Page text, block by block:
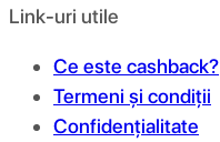
Link-uri utile
Ce este cashback?
Termeni și condiții
Confidențialitate